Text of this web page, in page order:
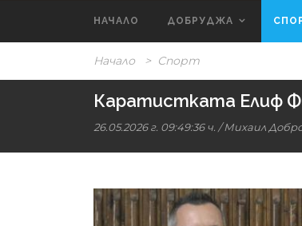
НАЧАЛО ДОБРУДЖА
Начало > Спорт
Каратистката Елиф
26.05.2026 г. 09:49:36 ч. /Михаил